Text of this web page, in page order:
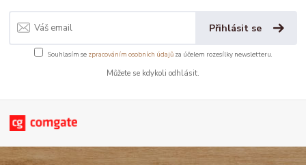
Přihlásit se
Souhlasím se zpracováním osobních údajůza účelem rozesílky newsletteru.
Můžete se kdykoli odhlásit.